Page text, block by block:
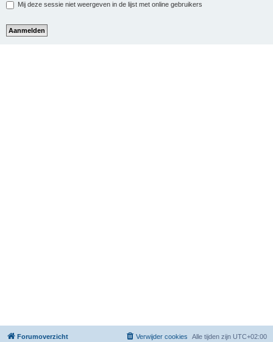
Mij deze sessie niet weergeven in de lijst met online gebruikers
Forumoverzicht Alle tijden zijn UTC+02:00
Verwijder cookies